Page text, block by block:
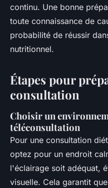
continu. Une bonne
toute connaissance de
probabilité de réussir
nutritionnel.
Étapes pour
consultation
Choisir un
téléconsultation
Pour une consultation
optez pour un endroit
l'éclairage soit adéquat,
visuelle. Cela garantit